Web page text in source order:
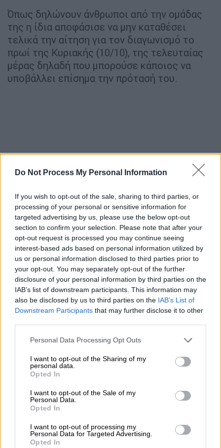
Do Not Process My Personal Information
If you wish to opt-out of the sale, sharing to third parties, or
processing of your personal or sensitive information for
targeted advertising by us, please use the below opt-out
section to confirm your selection. Please note that after your
opt-out request is processed you may continue seeing
interest-based ads based on personal information utilized by
us or personal information disclosed to third parties prior to
your opt-out. You may separately opt-out of the further
disclosure of your personal information by third parties on the
IAB’s list of downstream participants. This information may
also be disclosed by us to third parties on the IAB’s List of
Downstream Participants that may further disclose it to other
Please note that this website/app uses one or more Google
not limited to your visit or usage behaviour. You may click to
grant or deny consent to Google and its third-party tags to
use your data for below specified purposes in below Google
consent section.
Personal Data Processing Opt Outs
I want to opt-out of the Sharing of my
personal data.
Opted In
I want to opt-out of the Sale of my
Personal Data.
Opted In
I want to opt-out of processing my
Personal Data for Targeted Advertising.
Opted In
Όπως δηλώνουν άνθρωποι από την ομάδας
της η ίδια αποφάσισε να μην καταθέσει
τελικά την αίτηση για τον διαγωνισμό το
πρωί της Κυριακής (10/10), της τελευταίας
μέρας δηλαδή που μπορούσε κάποιος να
υποβάλλει επίσημα την πρότασή του.
Ιταλία Γιουροβίζιον 2021
LIFESTYLE09.10.202109:45
Eurovision: Στο Τορίνο ο τελικός του
διαγωνισμού - Οι συμμετοχές για την
ελληνική εκπροσώπηση
Eurovision: Στο Τορίνο ο τελικός του
ελληνική εκπροσώπηση
Ο λόγος ήταν, όπως αναφέρεται στο
δημοσίευμα, καθαρά συναισθηματικός, καθώς
το προηγούμενο διάστημα υπήρξαν άνθρωποι
γραφείο Τύπου) που την έκαναν να αισθανθεί